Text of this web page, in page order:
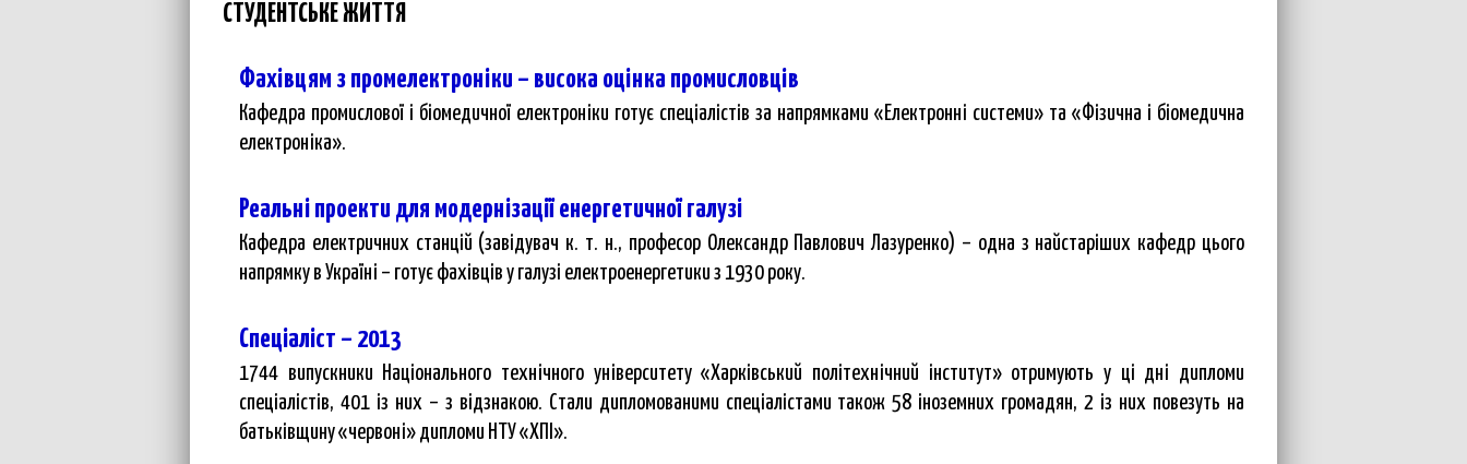
СТУДЕНТСЬКЕ ЖИТТЯ
Фахівцям з промелектроніки – висока оцінка промисловців
Кафедра промислової і біомедичної електроніки готує спеціалістів за напрямками «Електронні системи» та «Фізична і біомедична
електроніка».
Реальні проекти для модернізації енергетичної галузі
Кафедра електричних станцій (завідувач к. т. н., професор Олександр Павлович Лазуренко) – одна з найстаріших кафедр цього
напрямку в Україні – готує фахівців у галузі електроенергетики з 1930 року.
Спеціаліст – 2013
1744 випускники Національного технічного університету «Харківський політехнічний інститут» отримують у ці дні дипломи
спеціалістів, 401 із них – з відзнакою. Стали дипломованими спеціалістами також 58 іноземних громадян, 2 із них повезуть на
батьківщину «червоні» дипломи НТУ «ХПІ».